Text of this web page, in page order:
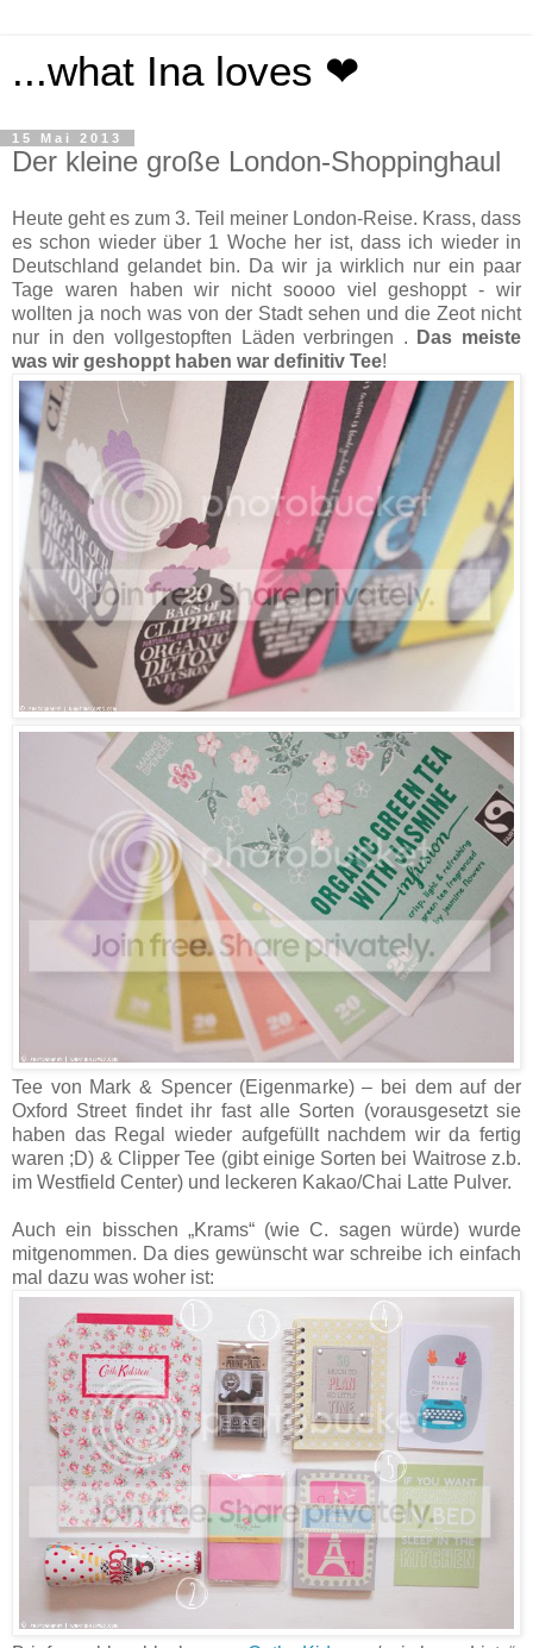
...what Ina loves ❤
15 Mai 2013
Der kleine große London-Shoppinghaul
Heute geht es zum 3. Teil meiner London-Reise. Krass, dass
es schon wieder über 1 Woche her ist, dass ich wieder in
Deutschland gelandet bin. Da wir ja wirklich nur ein paar
Tage waren haben wir nicht soooo viel geshoppt - wir
wollten ja noch was von der Stadt sehen und die Zeot nicht
nur in den vollgestopften Läden verbringen .
Das meiste
was wir geshoppt haben war definitiv Tee!
Tee von Mark & Spencer (Eigenmarke) – bei dem auf der
Oxford Street findet ihr fast alle Sorten (vorausgesetzt sie
haben das Regal wieder aufgefüllt nachdem wir da fertig
waren ;D) & Clipper Tee (gibt einige Sorten bei Waitrose z.b.
im Westfield Center) und leckeren Kakao/Chai Latte Pulver.
Auch ein bisschen „Krams“ (wie C. sagen würde) wurde
mitgenommen. Da dies gewünscht war schreibe ich einfach
mal dazu was woher ist: